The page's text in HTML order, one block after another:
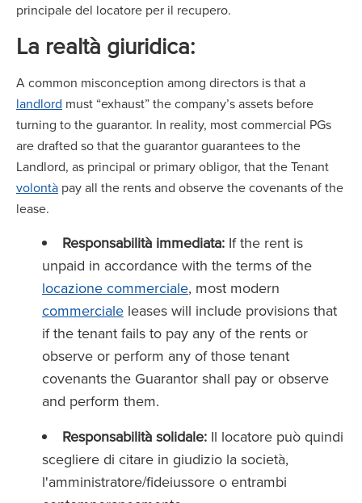
principale del locatore per il recupero.
La realtà giuridica:
A common misconception among directors is that a
landlord must “exhaust” the company’s assets before
turning to the guarantor. In reality, most commercial PGs
are drafted so that the guarantor guarantees to the
Landlord, as principal or primary obligor, that the Tenant
volontà pay all the rents and observe the covenants of the
lease.
Responsabilità immediata: If the rent is
unpaid in accordance with the terms of the
locazione commerciale, most modern
commerciale leases will include provisions that
if the tenant fails to pay any of the rents or
observe or perform any of those tenant
covenants the Guarantor shall pay or observe
and perform them.
Responsabilità solidale: Il locatore può quindi
scegliere di citare in giudizio la società,
l'amministratore/fideiussore o entrambi